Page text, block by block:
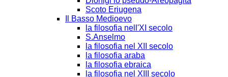
Scoto Eriugena
Il Basso Medioevo
la filosofia nell'XI secolo
S.Anselmo
la filosofia nel XII secolo
la filosofia araba
la filosofia ebraica
la filosofia nel XIII secolo